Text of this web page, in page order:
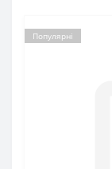
Популярні